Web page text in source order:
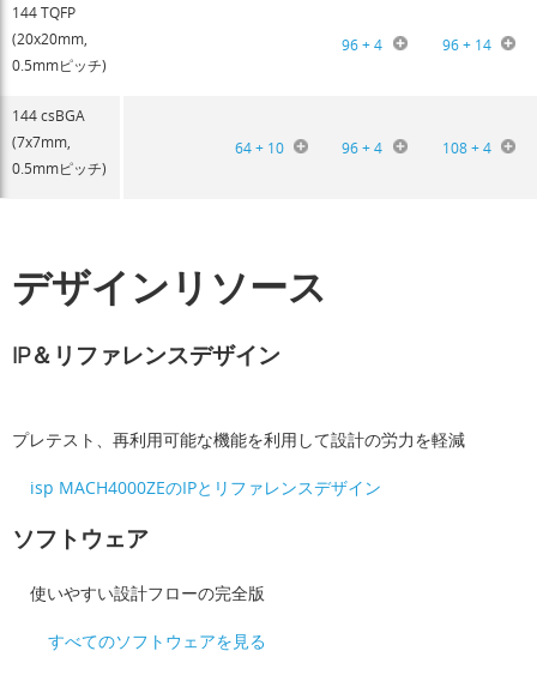
144 TQFP
(20x20mm,
0.5mmピッチ)
96 + 4 96 + 14
144 csBGA
(7x7mm,
0.5mmピッチ)
64 + 10 96 + 4 108 + 4
デザインリソース
IP＆リファレンスデザイン
プレテスト、再利用可能な機能を利用して設計の労力を軽減
isp MACH4000ZEのIPとリファレンスデザイン
ソフトウェア
使いやすい設計フローの完全版
すべてのソフトウェアを見る